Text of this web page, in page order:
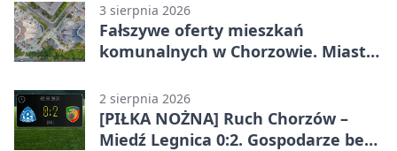
3 sierpnia 2026
Fałszywe oferty mieszkań
komunalnych w Chorzowie. Miasto
2 sierpnia 2026
[PIŁKA NOŻNA] Ruch Chorzów –
Miedź Legnica 0:2. Gospodarze bez